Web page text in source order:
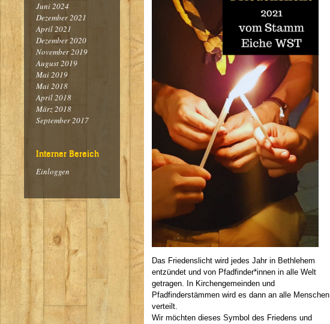
Juni 2024
Dezember 2021
April 2021
Dezember 2020
November 2019
August 2019
Mai 2019
Mai 2018
April 2018
März 2018
September 2017
Interner Bereich
Einloggen
Das Friedenslicht wird jedes Jahr in Bethlehem
entzündet und von Pfadfinder*innen in alle Welt
getragen. In Kirchengemeinden und
Pfadfinderstämmen wird es dann an alle Menschen
verteilt.
Wir möchten dieses Symbol des Friedens und